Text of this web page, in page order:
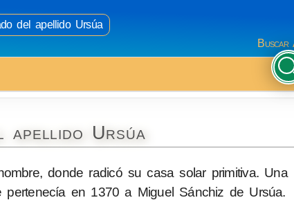
del apellido Ursúa
Buscar
apellido Ursúa
donde radicó su casa solar primitiva.
en 1370 a Miguel Sánchiz de Ursúa.